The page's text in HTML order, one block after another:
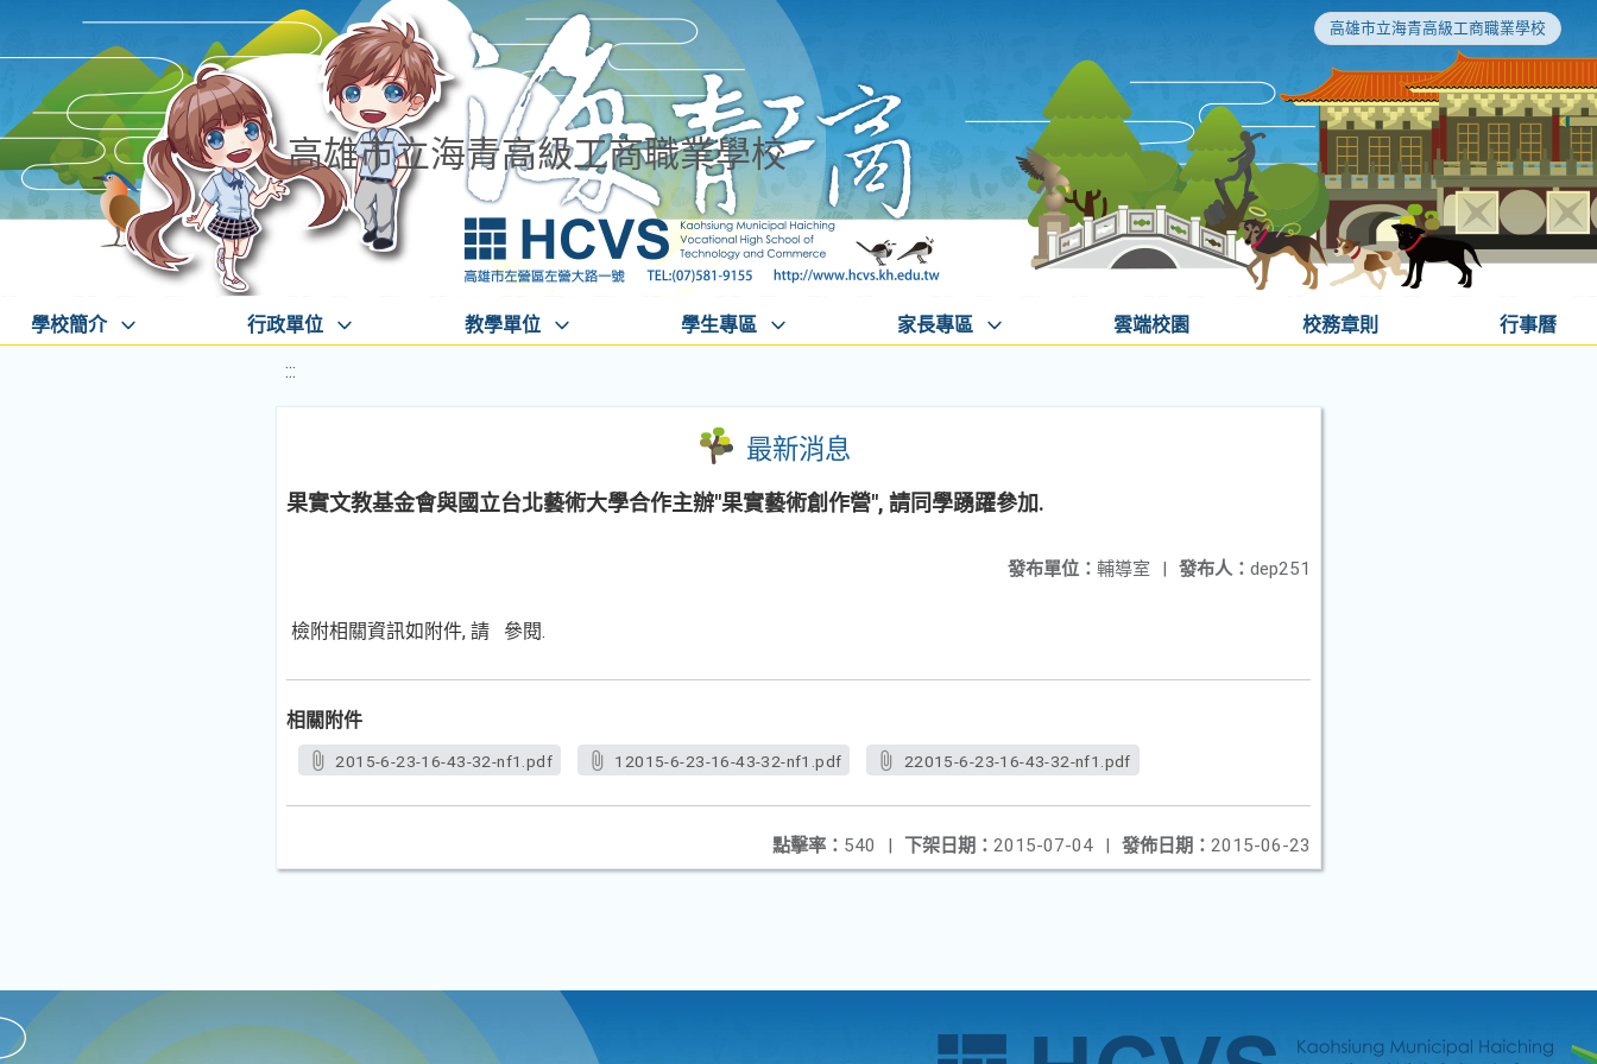
高雄市立海青高級工商職業學校
高雄市立海青高級工商職業學校
學校簡介 行政單位 教學單位 學生專區 家長專區 雲端校園 校務章則 行事曆
:::
最新消息
果實文教基金會與國立台北藝術大學合作主辦"果實藝術創作營", 請同學踴躍參加.
發布人： dep251
發布單位： 輔導室 |
檢附相關資訊如附件, 請 參閱.
相關附件
2015-6-23-16-43-32-nf1.pdf 12015-6-23-16-43-32-nf1.pdf 22015-6-23-16-43-32-nf1.pdf
發佈日期： 2015-06-23
下架日期： 2015-07-04 |
點擊率： 540 |